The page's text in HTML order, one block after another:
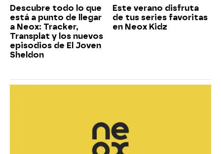
Descubre todo lo que
está a punto de llegar
a Neox: Tracker,
Transplat y los nuevos
episodios de El Joven
Sheldon
Este verano disfruta
de tus series favoritas
en Neox Kidz